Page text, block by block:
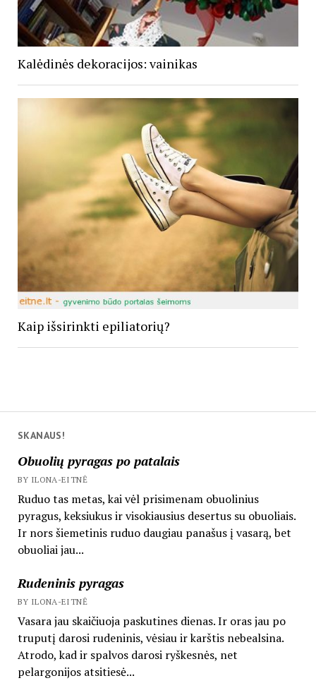
SKANAUS!
Obuolių pyragas po patalais
BY ILONA-EITNĖ
Ruduo tas metas, kai vėl prisimenam obuolinius
pyragus, keksiukus ir visokiausius desertus su obuoliais.
Ir nors šiemetinis ruduo daugiau panašus į vasarą, bet
obuoliai jau...
Rudeninis pyragas
BY ILONA-EITNĖ
Vasara jau skaičiuoja paskutines dienas. Ir oras jau po
truputį darosi rudeninis, vėsiau ir karštis nebealsina.
Atrodo, kad ir spalvos darosi ryškesnės, net
pelargonijos atsitiesė...
Kalėdinės dekoracijos: vainikas
Kaip išsirinkti epiliatorių?